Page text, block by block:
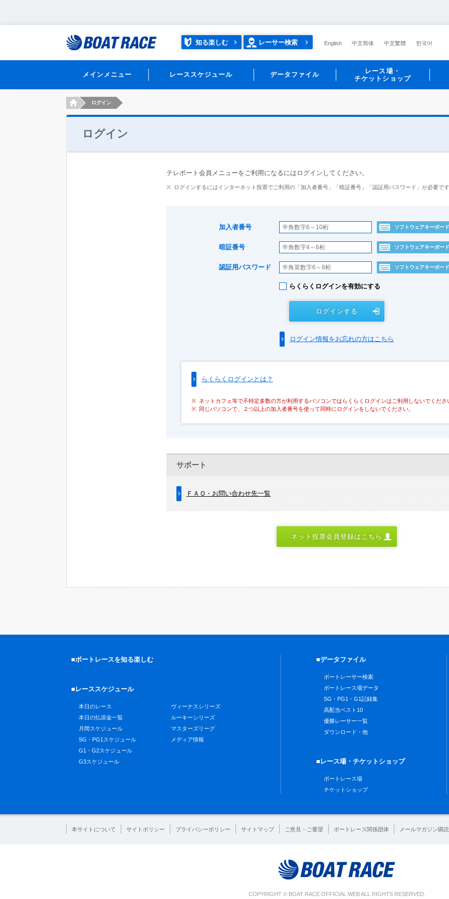
知る楽しむ レーサー検索 English 中文简体 中文繁體 한국어
メインメニュー レーススケジュール データファイル
レース場・
チケットショップ
HOMEログイン
ログイン
テレボート会員メニューをご利用になるにはログインしてください。
ログインするにはインターネット投票でご利用の「加入者番号」「暗証番号」「認証用パスワード」が必要です
加入者番号 ソフトウェアキーボード
暗証番号 ソフトウェアキーボード
認証用パスワード ソフトウェアキーボード
らくらくログインを有効にする
ログインする
ログイン情報をお忘れの方はこちら
らくらくログインとは？
ネットカフェ等で不特定多数の方が利用するパソコンではらくらくログインはご利用しないでくださ
同じパソコンで、２つ以上の加入者番号を使って同時にログインをしないでください。
サポート
ＦＡＱ・お問い合わせ先一覧
ネット投票会員登録はこちら
■ボートレースを知る楽しむ
■レーススケジュール
本日のレース
本日の払戻金一覧
月間スケジュール
SG・PG1スケジュール
G1・G2スケジュール
G3スケジュール
ヴィーナスシリーズ
ルーキーシリーズ
マスターズリーグ
メディア情報
■データファイル
ボートレーサー検索
ボートレース場データ
SG・PG1・G1記録集
高配当ベスト10
優勝レーサー一覧
ダウンロード・他
■レース場・チケットショップ
ボートレース場
チケットショップ
本サイトについて サイトポリシー プライバシーポリシー サイトマップ ご意見・ご要望 ボートレース関係団体 メールマガジン購読
COPYRIGHT © BOAT RACE OFFICIAL WEB ALL RIGHTS RESERVED.